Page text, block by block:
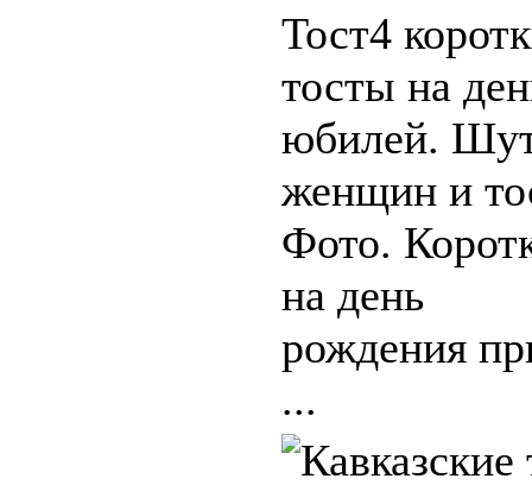
Тост4
тосты на
юбилей.
женщин и
Фото.
на день
рождения
...